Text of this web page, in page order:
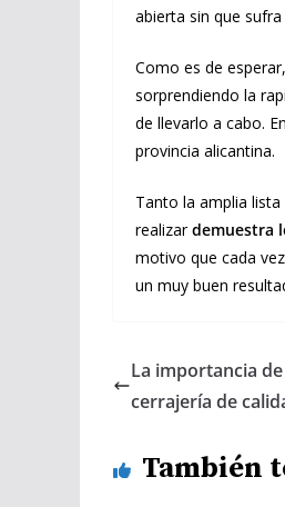
abierta sin que
Como es de esperar,
sorprendiendo la
de llevarlo a cabo.
provincia alicantina.
Tanto la amplia
realizardemuestra
motivo que cada
un muy buen
La importancia
cerrajería de
También